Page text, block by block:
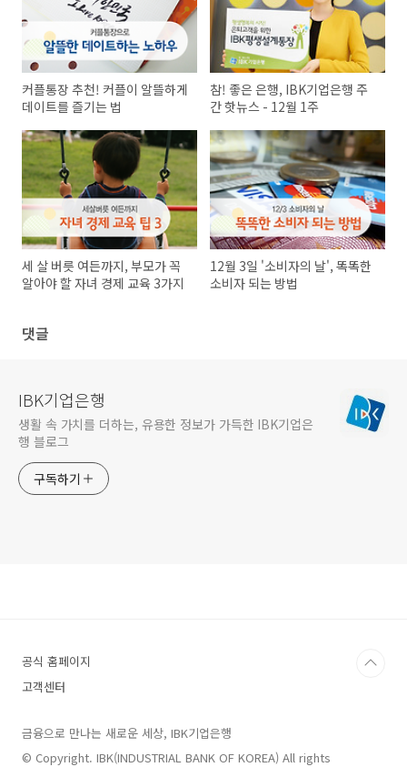
커플통장 추천! 커플이 알뜰하게
데이트를 즐기는 법
참! 좋은 은행, IBK기업은행 주
간 핫뉴스 - 12월 1주
세 살 버릇 여든까지, 부모가 꼭
알아야 할 자녀 경제 교육 3가지
12월 3일 '소비자의 날', 똑똑한
소비자 되는 방법
댓글
IBK기업은행
생활 속 가치를 더하는, 유용한 정보가 가득한 IBK기업은
행 블로그
구독하기
공식 홈페이지
고객센터
금융으로 만나는 새로운 세상, IBK기업은행
© Copyright. IBK(INDUSTRIAL BANK OF KOREA) All rights